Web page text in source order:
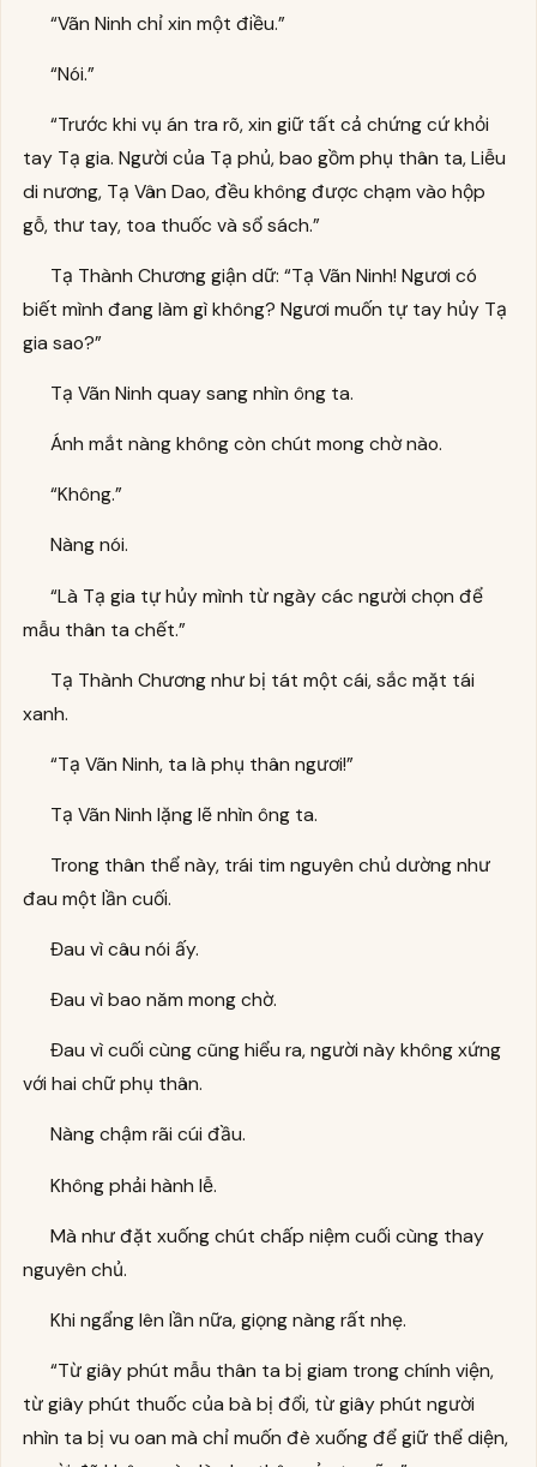
“Vãn Ninh chỉ xin một điều.”
“Nói.”
“Trước khi vụ án tra rõ, xin giữ tất cả chứng cứ khỏi
tay Tạ gia. Người của Tạ phủ, bao gồm phụ thân ta, Liễu
di nương, Tạ Vân Dao, đều không được chạm vào hộp
gỗ, thư tay, toa thuốc và sổ sách.”
Tạ Thành Chương giận dữ: “Tạ Vãn Ninh! Ngươi có
biết mình đang làm gì không? Ngươi muốn tự tay hủy Tạ
gia sao?”
Tạ Vãn Ninh quay sang nhìn ông ta.
Ánh mắt nàng không còn chút mong chờ nào.
“Không.”
Nàng nói.
“Là Tạ gia tự hủy mình từ ngày các người chọn để
mẫu thân ta chết.”
Tạ Thành Chương như bị tát một cái, sắc mặt tái
xanh.
“Tạ Vãn Ninh, ta là phụ thân ngươi!”
Tạ Vãn Ninh lặng lẽ nhìn ông ta.
Trong thân thể này, trái tim nguyên chủ dường như
đau một lần cuối.
Đau vì câu nói ấy.
Đau vì bao năm mong chờ.
Đau vì cuối cùng cũng hiểu ra, người này không xứng
với hai chữ phụ thân.
Nàng chậm rãi cúi đầu.
Không phải hành lễ.
Mà như đặt xuống chút chấp niệm cuối cùng thay
nguyên chủ.
Khi ngẩng lên lần nữa, giọng nàng rất nhẹ.
“Từ giây phút mẫu thân ta bị giam trong chính viện,
từ giây phút thuốc của bà bị đổi, từ giây phút người
nhìn ta bị vu oan mà chỉ muốn đè xuống để giữ thể diện,